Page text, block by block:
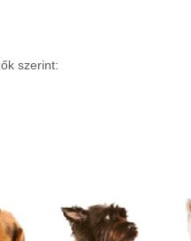
szerint: